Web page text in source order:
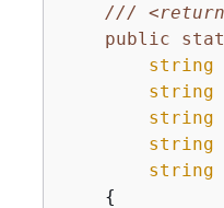
///
public
string
string
string
string
string
{